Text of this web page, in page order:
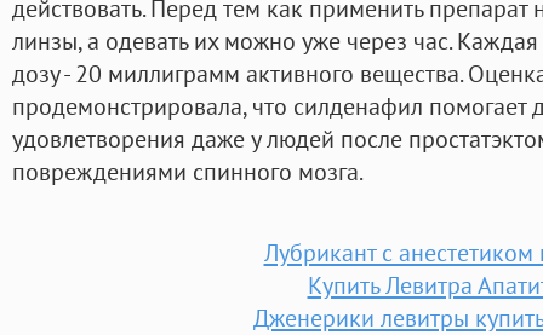
действовать. Перед тем как применить препарат
линзы, а одевать их можно уже через час.
дозу - 20 миллиграмм активного вещества.
продемонстрировала, что силденафил помогает
удовлетворения даже у людей после
повреждениями спинного мозга.
Лубрикант с анестетиком
Купить Левитра
Дженерики левитры